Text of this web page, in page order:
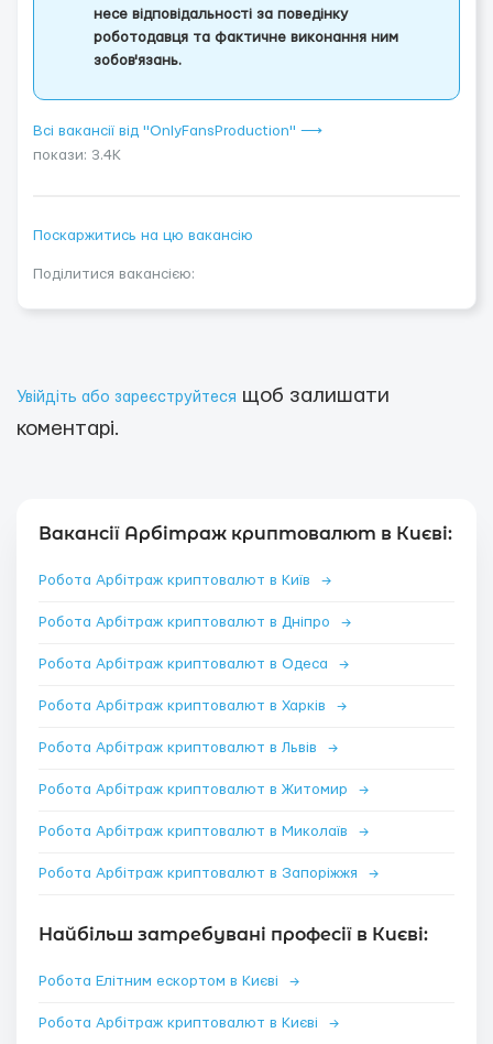
несе відповідальності за поведінку
роботодавця та фактичне виконання ним
зобов'язань.
Всі вакансії від "OnlyFansProduction" ⟶
покази: 3.4K
Поскаржитись на цю вакансію
Поділитися вакансією:
Увійдіть або зареєструйтеся щоб залишати
коментарі.
Вакансії Арбітраж криптовалют в Києві:
Робота Арбітраж криптовалют в Київ →
Робота Арбітраж криптовалют в Дніпро →
Робота Арбітраж криптовалют в Одеса →
Робота Арбітраж криптовалют в Харків →
Робота Арбітраж криптовалют в Львів →
Робота Арбітраж криптовалют в Житомир →
Робота Арбітраж криптовалют в Миколаїв →
Робота Арбітраж криптовалют в Запоріжжя →
Найбільш затребувані професії в Києві:
Робота Елітним ескортом в Києві →
Робота Арбітраж криптовалют в Києві →